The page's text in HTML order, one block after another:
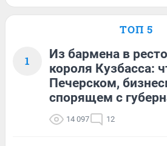
ТОП 5
1
Из бармена в
короля Кузбасса:
Печерском,
спорящем с
14 097 12